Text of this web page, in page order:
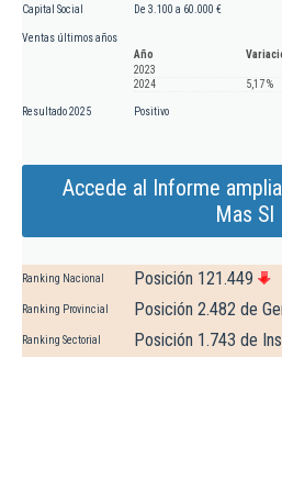
Capital Social De 3.100 a 60.000 €
Ventas últimos años
Año
2023
2024
5,17 %
Resultado 2025 Positivo
Accede al Informe
Mas Sl
Ranking Nacional Posición 121.449
Ranking Provincial Posición 2.482 de
Ranking Sectorial Posición 1.743 de